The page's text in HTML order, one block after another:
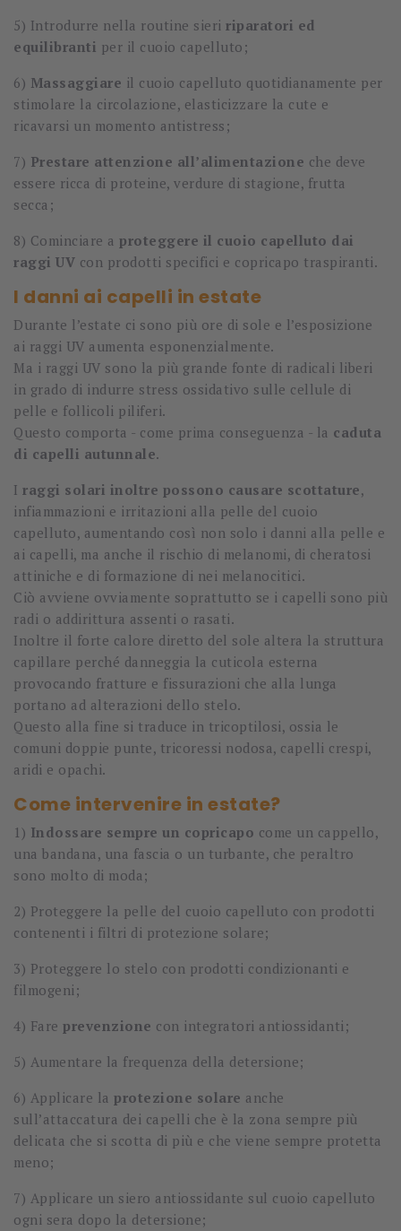
5) Introdurre nella routine sieri riparatori ed
equilibranti per il cuoio capelluto;
6) Massaggiare il cuoio capelluto quotidianamente per
stimolare la circolazione, elasticizzare la cute e
ricavarsi un momento antistress;
7) Prestare attenzione all’alimentazione che deve
essere ricca di proteine, verdure di stagione, frutta
secca;
8) Cominciare a proteggere il cuoio capelluto dai
raggi UV con prodotti specifici e copricapo traspiranti.
I danni ai capelli in estate
Durante l’estate ci sono più ore di sole e l’esposizione
ai raggi UV aumenta esponenzialmente.
Ma i raggi UV sono la più grande fonte di radicali liberi
in grado di indurre stress ossidativo sulle cellule di
pelle e follicoli piliferi.
Questo comporta - come prima conseguenza - la caduta
di capelli autunnale.
I raggi solari inoltre possono causare scottature,
infiammazioni e irritazioni alla pelle del cuoio
capelluto, aumentando così non solo i danni alla pelle e
ai capelli, ma anche il rischio di melanomi, di cheratosi
attiniche e di formazione di nei melanocitici.
Ciò avviene ovviamente soprattutto se i capelli sono più
radi o addirittura assenti o rasati.
Inoltre il forte calore diretto del sole altera la struttura
capillare perché danneggia la cuticola esterna
provocando fratture e fissurazioni che alla lunga
portano ad alterazioni dello stelo.
Questo alla fine si traduce in tricoptilosi, ossia le
comuni doppie punte, tricoressi nodosa, capelli crespi,
aridi e opachi.
Come intervenire in estate?
1) Indossare sempre un copricapo come un cappello,
una bandana, una fascia o un turbante, che peraltro
sono molto di moda;
2) Proteggere la pelle del cuoio capelluto con prodotti
contenenti i filtri di protezione solare;
3) Proteggere lo stelo con prodotti condizionanti e
filmogeni;
4) Fare prevenzione con integratori antiossidanti;
5) Aumentare la frequenza della detersione;
6) Applicare la protezione solare anche
sull’attaccatura dei capelli che è la zona sempre più
delicata che si scotta di più e che viene sempre protetta
meno;
7) Applicare un siero antiossidante sul cuoio capelluto
ogni sera dopo la detersione;